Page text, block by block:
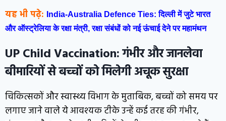
यह भी पढ़े:
India-Australia Defence Ties: दिल्ली में जुटे भारत
और ऑस्ट्रेलिया के रक्षा मंत्री, रक्षा संबंधों को नई ऊंचाई देने पर महामंथन
UP Child Vaccination: गंभीर और जानलेवा
बीमारियों से बच्चों को मिलेगी अचूक सुरक्षा
चिकित्सकों और स्वास्थ्य विभाग के मुताबिक, बच्चों को समय पर
लगाए जाने वाले ये आवश्यक टीके उन्हें कई तरह की गंभीर,